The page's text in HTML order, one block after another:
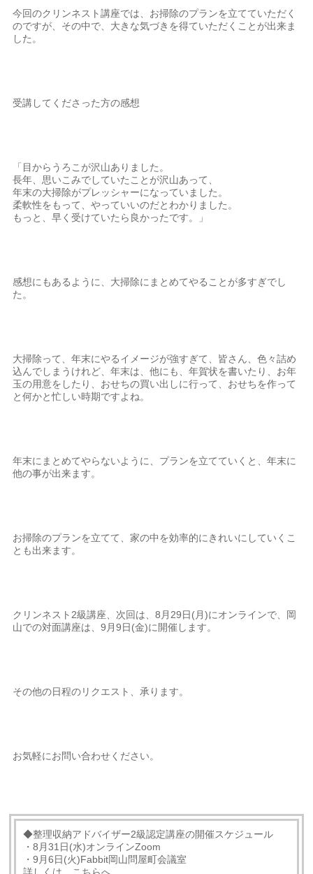
今回のクリンネスト講座では、お掃除のプランを立てていただく
のですが、その中で、大きな気づきを得ていただくことが出来ま
した。
受講してくださった方の感想
「目からうろこが沢山ありました。
長年、思いこみでしていたことが沢山あって、
年末の大掃除がプレッシャーになっていました。
柔軟性をもって、やっていいのだとわかりました。
もっと、早く受けていたら良かったです。」
感想にもあるように、大掃除にまとめてやることが多すぎでし
た。
大掃除って、年末にやるイメージが強すぎて、皆さん、色々詰め
込んでしまうけれど、年末は、他にも、年賀状を書いたり、お年
玉の用意をしたり、おせちの買い出しに行って、おせちを作って
と何かと忙しい時期ですよね。
年末にまとめてやらないように、プランを立てていくと、年末に
他の事が出来ます。
お掃除のプランを立てて、家の中を効率的にきれいにしていくこ
とも出来ます。
クリンネスト2級講座、次回は、8月29日(月)にオンラインで、岡
山での対面講座は、9月9日(金)に開催します。
その他の日程のリクエスト、承ります。
お気軽にお問い合わせください。
◆整理収納アドバイザー2級認定講座の開催スケジュール
・8月31日(水)オンラインZoom
・9月6日(火)Fabbit岡山問屋町会議室
詳しくは、こちらへ